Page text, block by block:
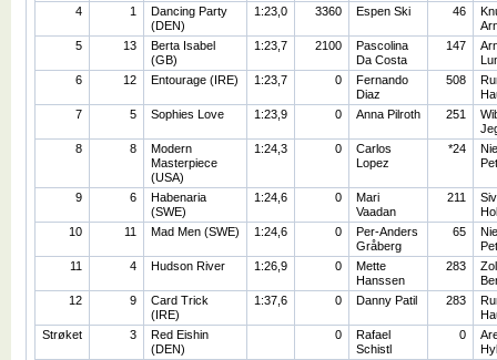
4
1
Dancing Party
(DEN)
1:23,0 3360 Espen Ski 46
5
13
Berta Isabel
(GB)
1:23,7 2100
Pascolina
Da Costa
147
6
12 Entourage (IRE) 1:23,7 0
Fernando
Diaz
508
7
5 Sophies Love 1:23,9 0 Anna Pilroth 251
8
8
Modern
Masterpiece
(USA)
1:24,3 0
Carlos
Lopez
*24
9 6
Habenaria
(SWE)
1:24,6 0
Mari
Vaadan
211
10
11 Mad Men (SWE) 1:24,6 0
Per-Anders
Gråberg
65
11
4 Hudson River 1:26,9 0
Mette
Hanssen
283
12
9
Card Trick
(IRE)
1:37,6 0 Danny Patil 283
Strøket
3
Red Eishin
(DEN)
0
Rafael
Schistl
0